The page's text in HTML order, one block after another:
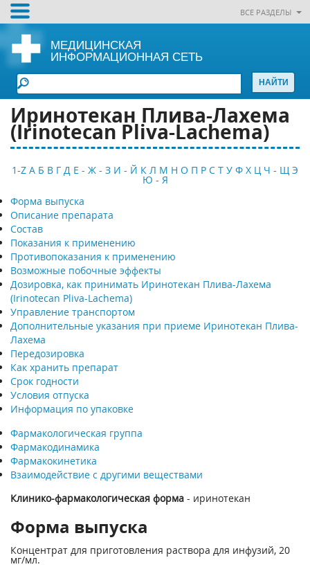
ВСЕ РАЗДЕЛЫ
МЕДИЦИНСКАЯ
ИНФОРМАЦИОННАЯ СЕТЬ
Иринотекан Плива-Лахема
(Irinotecan Pliva-Lachema)
1-Z А Б В Г Д Е - Ж - З И - Й К Л М Н О П Р С Т У Ф Х Ц Ч - Щ Э
Ю - Я
Форма выпуска
Описание препарата
Состав
Показания к применению
Противопоказания к применению
Возможные побочные эффекты
Дозировка, как принимать Иринотекан Плива-Лахема
(Irinotecan Pliva-Lachema)
Управление транспортом
Дополнительные указания при приеме Иринотекан Плива-
Лахема
Передозировка
Как хранить препарат
Срок годности
Условия отпуска
Информация по упаковке
Фармакологическая группа
Фармакодинамика
Фармакокинетика
Взаимодействие с другими веществами
Клинико-фармакологическая форма - иринотекан
Форма выпуска
Концентрат для приготовления раствора для инфузий, 20
мг/мл.